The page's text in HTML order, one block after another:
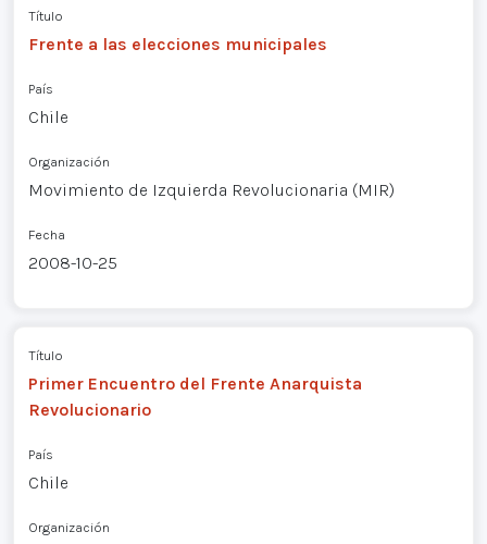
Título
Frente a las elecciones municipales
País
Chile
Organización
Movimiento de Izquierda Revolucionaria (MIR)
Fecha
2008-10-25
Título
Primer Encuentro del Frente Anarquista
Revolucionario
País
Chile
Organización